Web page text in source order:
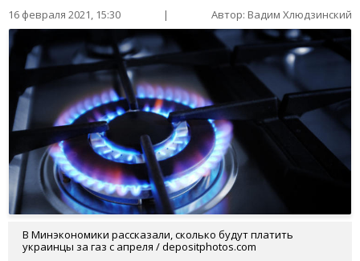
16 февраля 2021, 15:30 | Автор: Вадим Хлюдзинский
В Минэкономики рассказали, сколько будут платить
украинцы за газ с апреля / depositphotos.com